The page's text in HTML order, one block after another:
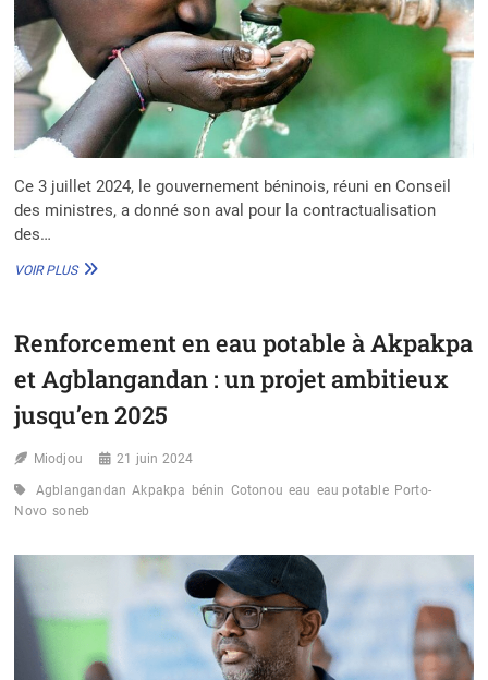
Ce 3 juillet 2024, le gouvernement béninois, réuni en Conseil
des ministres, a donné son aval pour la contractualisation
des…
VOIR PLUSBÉNIN
POUR
CONSTRUCTION
ET
LE
D’UN
D’APPROVISIONNEMENT
EN
POTABLE
Renforcement en eau potable à Akpakpa
et Agblangandan : un projet ambitieux
jusqu’en 2025
Miodjou 21 juin 2024
Agblangandan Akpakpa bénin Cotonou eau eau potable Porto-
Novo soneb